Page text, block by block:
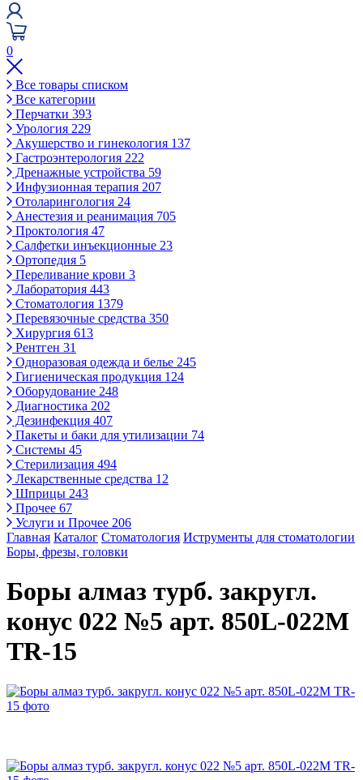
0
Все товары списком
Все категории
Перчатки 393
Урология 229
Акушерство и гинекология 137
Гастроэнтерология 222
Дренажные устройства 59
Инфузионная терапия 207
Отоларингология 24
Анестезия и реанимация 705
Проктология 47
Салфетки инъекционные 23
Ортопедия 5
Переливание крови 3
Лаборатория 443
Стоматология 1379
Перевязочные средства 350
Хирургия 613
Рентген 31
Одноразовая одежда и белье 245
Гигиеническая продукция 124
Оборудование 248
Диагностика 202
Дезинфекция 407
Пакеты и баки для утилизации 74
Системы 45
Стерилизация 494
Лекарственные средства 12
Шприцы 243
Прочее 67
Услуги и Прочее 206
Главная Каталог Стоматология Иструменты для стоматологии
Боры, фрезы, головки
Боры алмаз турб. закругл.
конус 022 №5 арт. 850L-022М
TR-15